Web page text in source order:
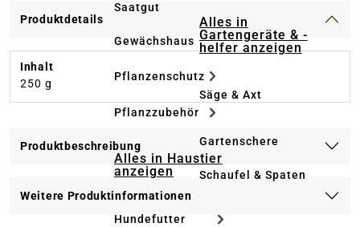
Saatgut
Gewächshaus
Pflanzenschutz
Pflanzzubehör
Alles in Haustier
anzeigen
Hundefutter
Alles in
Gartengeräte & -
helfer anzeigen
Säge & Axt
Gartenschere
Schaufel & Spaten
Produktdetails
Inhalt
250 g
Produktbeschreibung
Weitere Produktinformationen